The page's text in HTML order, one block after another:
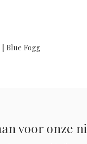
Blue Fogg
voor onze